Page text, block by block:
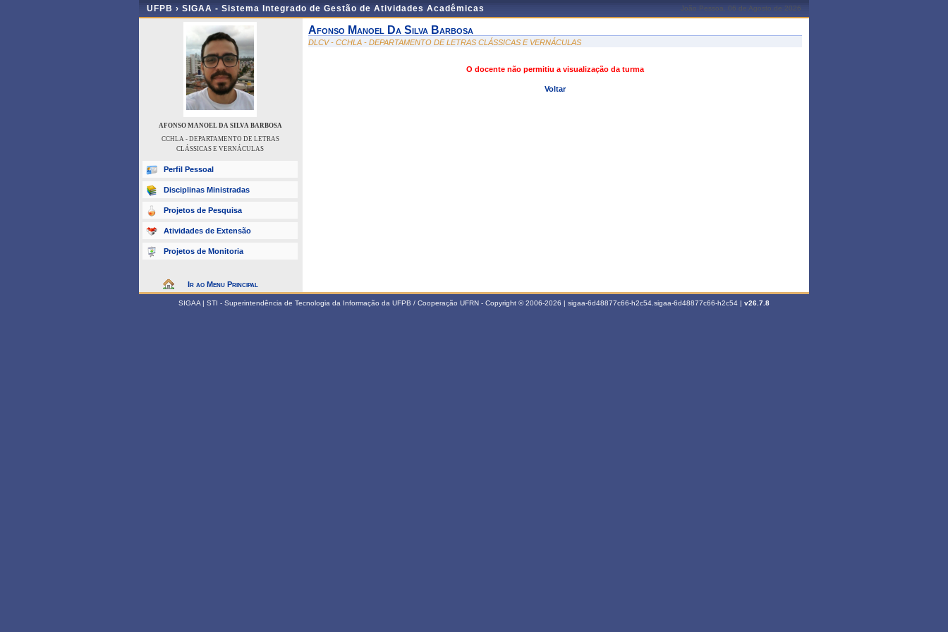
UFPB › SIGAA - Sistema Integrado de Gestão de Atividades Acadêmicas João Pessoa, 06 de Agosto de 2026
AFONSO MANOEL DA SILVA BARBOSA
CCHLA - DEPARTAMENTO DE LETRAS
CLÁSSICAS E VERNÁCULAS
Perfil Pessoal
Disciplinas Ministradas
Projetos de Pesquisa
Atividades de Extensão
Projetos de Monitoria
Ir ao Menu Principal
Afonso Manoel Da Silva Barbosa
DLCV - CCHLA - DEPARTAMENTO DE LETRAS CLÁSSICAS E VERNÁCULAS
O docente não permitiu a visualização da turma
Voltar
SIGAA | STI - Superintendência de Tecnologia da Informação da UFPB / Cooperação UFRN - Copyright © 2006-2026 | sigaa-6d48877c66-h2c54.sigaa-6d48877c66-h2c54 | v26.7.8